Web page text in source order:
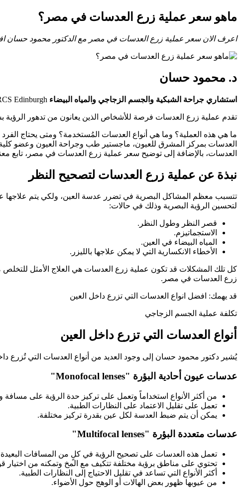
ماهو سعر عملية زرع العدسات في مصر؟
اعرف الان سعر عملية زرع العدسات في مصر مع الدكتور محمود حسان
د. محمود حسان
استشاري جراحة الشبكية والجسم الزجاجي والمياه البيضاء
تقدم عملية زرع العدسات فرصة للأشخاص الذين يعانون من تدهور الرؤية
ما هي هذه العملية؟ وما هي أنواع العدسات المُستخدمة؟ ومتى يحتاج
العدسات بمركز المشرق للعيون، ماجستير طب وجراحة العيون وعضو كلية
العدسات، بالإضافة إلى توضيح سعر عملية زرع العدسات في مصر، تابع
نبذة عن عملية زرع العدسات لتصحيح النظر
تتسبب معظم المشاكل البصرية في تضرر عدسة العين، ولكي يتم علاجها
لتحسين الرؤية البصرية وذلك في حالات:
قصر النظر وطول النظر.
الاستجماتيزم.
المياه البيضاء في العين.
الأخطاء الانكسارية التي لا يمكن علاجها بالليزر.
كل تلك المشكلات قد تكون عملية زرع العدسات هي العلاج الأمثل
زرع العدسات في مصر.
قد يهمك: افضل انواع العدسات التي تزرع داخل العين
تكلفة عملية الجسم الزجاجي
أنواع العدسات التي تزرع داخل العين
يُشير دكتور محمود حسان إلى وجود العديد من أنواع العدسات التي تُزرع
عدسات عيون أحادية البؤرة "Monofocal lenses"
من أكثر الأنواع استخداماً وتعمل على تركيز حدة الرؤية على
تعمل على تقليل الاعتماد على النظارات الطبية.
يمكن أن يتم ضبط العدسة لكل عين بقدرة تركيز مختلفة.
عدسات متعددة البؤرة "Multifocal lenses"
تعمل هذه العدسات على تصحيح الرؤية في كلٍ من المسافات البعيدة
تحتوي على مناطق برؤية مختلفة تتكيف مع المخ وتمكنه من اختيار
أكثر الأنواع التي تساعد في تقليل الاحتياج إلى النظارات الطبية.
من عيوبها ظهور بعض الهالات أو الوهج حول الأضواء.